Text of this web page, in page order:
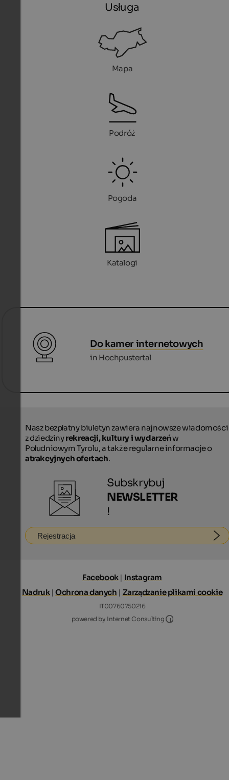
Usługa
Mapa
Podróż
Pogoda
Katalogi
Do kamer internetowych
in Hochpustertal
Nasz bezpłatny biuletyn zawiera najnowsze wiadomości
z dziedzinyrekreacji, kultury i wydarzeńw
Południowym Tyrolu, a także regularne informacje o
atrakcyjnych ofertach.
Subskrybuj
NEWSLETTER
!
Rejestracja
Facebook | Instagram
Nadruk |Ochrona danych | Zarządzanie plikami cookie
IT00760750216
powered by Internet Consulting
Internet